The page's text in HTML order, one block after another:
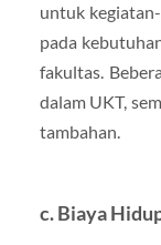
untuk
pada
fakultas.
dalam UKT,
tambahan.
c. Biaya